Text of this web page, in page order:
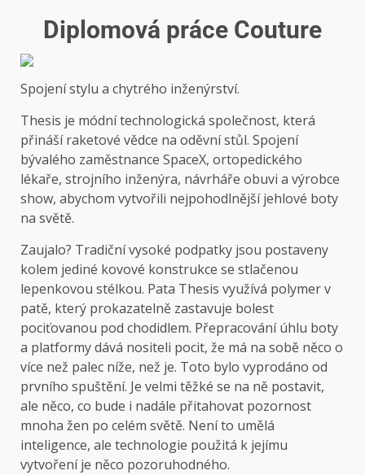
Diplomová práce Couture
Spojení stylu a chytrého inženýrství.
Thesis je módní technologická společnost, která
přináší raketové vědce na oděvní stůl. Spojení
bývalého zaměstnance SpaceX, ortopedického
lékaře, strojního inženýra, návrháře obuvi a výrobce
show, abychom vytvořili nejpohodlnější jehlové boty
na světě.
Zaujalo? Tradiční vysoké podpatky jsou postaveny
kolem jediné kovové konstrukce se stlačenou
lepenkovou stélkou. Pata Thesis využívá polymer v
patě, který prokazatelně zastavuje bolest
pociťovanou pod chodidlem. Přepracování úhlu boty
a platformy dává nositeli pocit, že má na sobě něco o
více než palec níže, než je. Toto bylo vyprodáno od
prvního spuštění. Je velmi těžké se na ně postavit,
ale něco, co bude i nadále přitahovat pozornost
mnoha žen po celém světě. Není to umělá
inteligence, ale technologie použitá k jejímu
vytvoření je něco pozoruhodného.